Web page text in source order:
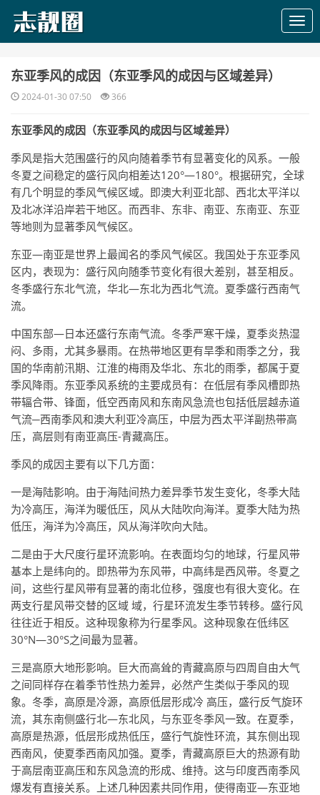
​东亚季风的成因（东亚季风的成因与区域差异）
2024-01-30 07:50 366
东亚季风的成因（东亚季风的成因与区域差异）
季风是指大范围盛行的风向随着季节有显著变化的风系。一般
冬夏之间稳定的盛行风向相差达120°—180°。根据研究，全球
有几个明显的季风气候区域。即澳大利亚北部、西北太平洋以
及北冰洋沿岸若干地区。而西非、东非、南亚、东南亚、东亚
等地则为显著季风气候区。
东亚—南亚是世界上最闻名的季风气候区。我国处于东亚季风
区内，表现为：盛行风向随季节变化有很大差别，甚至相反。
冬季盛行东北气流，华北—东北为西北气流。夏季盛行西南气
流。
中国东部—日本还盛行东南气流。冬季严寒干燥，夏季炎热湿
闷、多雨，尤其多暴雨。在热带地区更有旱季和雨季之分，我
国的华南前汛期、江淮的梅雨及华北、东北的雨季，都属于夏
季风降雨。东亚季风系统的主要成员有：在低层有季风槽即热
带辐合带、锋面，低空西南风和东南风急流也包括低层越赤道
气流─西南季风和澳大利亚冷高压，中层为西太平洋副热带高
压，高层则有南亚高压-青藏高压。
季风的成因主要有以下几方面：
一是海陆影响。由于海陆间热力差异季节发生变化，冬季大陆
为冷高压，海洋为暖低压，风从大陆吹向海洋。夏季大陆为热
低压，海洋为冷高压，风从海洋吹向大陆。
二是由于大尺度行星环流影响。在表面均匀的地球，行星风带
基本上是纬向的。即热带为东风带，中高纬是西风带。冬夏之
间，这些行星风带有显著的南北位移，强度也有很大变化。在
两支行星风带交替的区域 域，行星环流发生季节转移。盛行风
往往近于相反。这种现象称为行星季风。这种现象在低纬区
30°N—30°S之间最为显著。
三是高原大地形影响。巨大而高耸的青藏高原与四周自由大气
之间同样存在着季节性热力差异，必然产生类似于季风的现
象。冬季，高原是冷源，高原低层形成冷 高压，盛行反气旋环
流，其东南侧盛行北—东北风，与东亚冬季风一致。在夏季，
高原是热源，低层形成热低压，盛行气旋性环流，其东侧出现
西南风，使夏季西南风加强。夏季，青藏高原巨大的热源有助
于高层南亚高压和东风急流的形成、维持。这与印度西南季风
爆发有直接关系。上述几种因素共同作用，使得南亚—东亚地